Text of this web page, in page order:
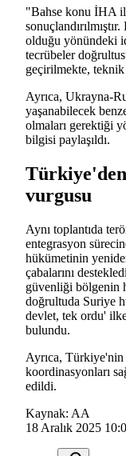
"Bahse konu İHA
olduğu yönündeki
tecrübeler
geçirilmekte,
Ayrıca, Ukrayna-
yaşanabilecek
olmaları gerektiği
bilgisi paylaşıldı.
vurgusu
Aynı toplantıda
entegrasyon
hükümetinin
çabalarını
güvenliği bölgenin
doğrultuda Suriye
devlet, tek ordu'
bulundu.
Ayrıca,
koordinasyonları
edildi.
Kaynak: AA
18 Aralık 2025